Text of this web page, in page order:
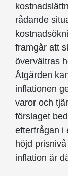
rådande
framgår att
övervältras
Åtgärden
inflationen
varor och
förslaget
efterfrågan i
höjd
inflation är